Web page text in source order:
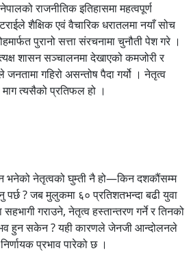
राजनीतिक इतिहासमा महत्वपूर्ण
शैक्षिक एवं वैचारिक धरातलमा नयाँ सोच
पुरानो सत्ता संरचनामा चुनौती पेश गरे ।
शासन सञ्चालनमा देखाएको कमजोरी र
गहिरो असन्तोष पैदा गर्यो । नेतृत्व
माग त्यसैको प्रतिफल हो ।
भनेको नेतृत्वको घुम्ती नै हो—किन दशकौंसम्म
? जब मुलुकमा ६० प्रतिशतभन्दा बढी युवा
सहभागी गराउने, नेतृत्व हस्तान्तरण गर्ने र तिनको
हुन सकेन ? यही कारणले जेनजी आन्दोलनले
प्रभाव पारेको छ ।